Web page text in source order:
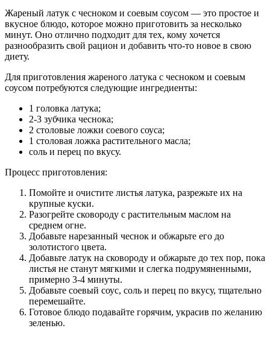
Жареный латук с чесноком и соевым соусом — это простое и
вкусное блюдо, которое можно приготовить за несколько
минут. Оно отлично подходит для тех, кому хочется
разнообразить свой рацион и добавить что-то новое в свою
диету.
Для приготовления жареного латука с чесноком и соевым
соусом потребуются следующие ингредиенты:
1 головка латука;
2-3 зубчика чеснока;
2 столовые ложки соевого соуса;
1 столовая ложка растительного масла;
соль и перец по вкусу.
Процесс приготовления:
Помойте и очистите листья латука, разрежьте их на
крупные куски.
Разогрейте сковороду с растительным маслом на
среднем огне.
Добавьте нарезанный чеснок и обжарьте его до
золотистого цвета.
Добавьте латук на сковороду и обжарьте до тех пор, пока
листья не станут мягкими и слегка подрумяненными,
примерно 3-4 минуты.
Добавьте соевый соус, соль и перец по вкусу, тщательно
перемешайте.
Готовое блюдо подавайте горячим, украсив по желанию
зеленью.